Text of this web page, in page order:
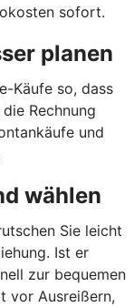
sofort.
planen
Käufe so, dass
Rechnung
und
wählen
Sie leicht
Ist er
zur bequemen
vor Ausreißern,